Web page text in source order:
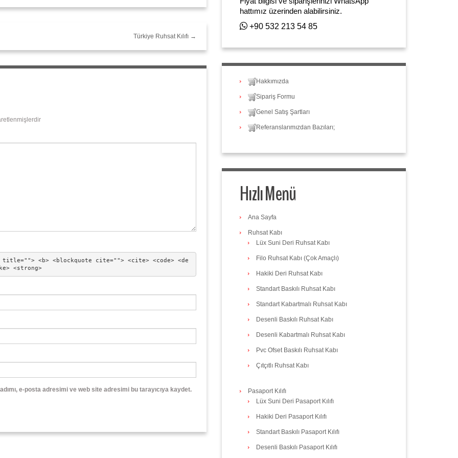
Türkiye Ruhsat Kılıfı →
<b> <blockquote cite=""> <cite> <code> <de
<strong>
e-posta adresimi ve web site adresimi bu tarayıcıya kaydet.
hattımız üzerinden alabilirsiniz.
+90 532 213 54 85
Hakkımızda
Sipariş Formu
Genel Satış Şartları
Referanslarımızdan Bazıları;
Hızlı Menü
Ana Sayfa
Ruhsat Kabı
Lüx Suni Deri Ruhsat Kabı
Filo Ruhsat Kabı (Çok Amaçlı)
Hakiki Deri Ruhsat Kabı
Standart Baskılı Ruhsat Kabı
Standart Kabartmalı Ruhsat Kabı
Desenli Baskılı Ruhsat Kabı
Desenli Kabartmalı Ruhsat Kabı
Pvc Ofset Baskılı Ruhsat Kabı
Çıtçıtlı Ruhsat Kabı
Pasaport Kılıfı
Lüx Suni Deri Pasaport Kılıfı
Hakiki Deri Pasaport Kılıfı
Standart Baskılı Pasaport Kılıfı
Desenli Baskılı Pasaport Kılıfı